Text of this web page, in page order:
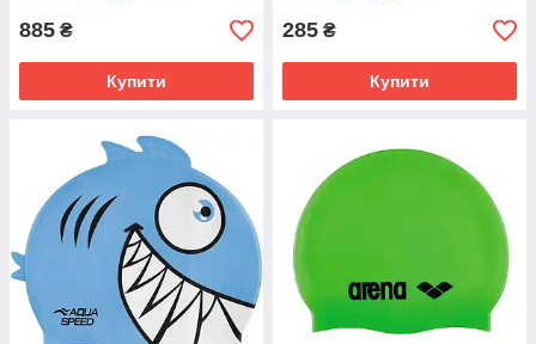
885 ₴
Купити
285 ₴
Купити